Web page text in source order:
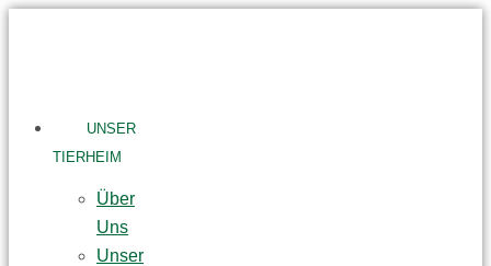
UNSER
TIERHEIM
Über
Uns
Unser